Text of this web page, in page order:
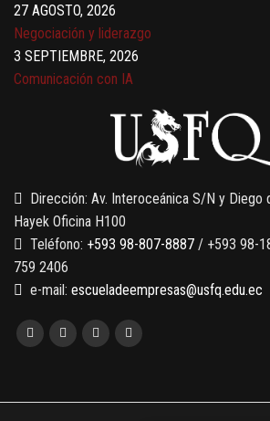
27 AGOSTO, 2026
Negociación y liderazgo
3 SEPTIEMBRE, 2026
Comunicación con IA
Gobernanza de datos
13 AGOSTO, 2026
Finanzas para no financieros
Dirección: Av. Interoceánica S/N y Diego
Hayek Oficina H100
Teléfono: +593 98-807-8887 / +593 98-
759 2406
e-mail: escueladeempresas@usfq.edu.ec